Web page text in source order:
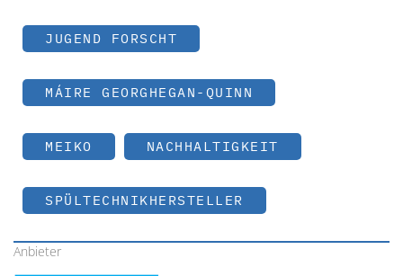
JUGEND FORSCHT
MÁIRE GEORGHEGAN-QUINN
MEIKO NACHHALTIGKEIT
SPÜLTECHNIKHERSTELLER
Anbieter